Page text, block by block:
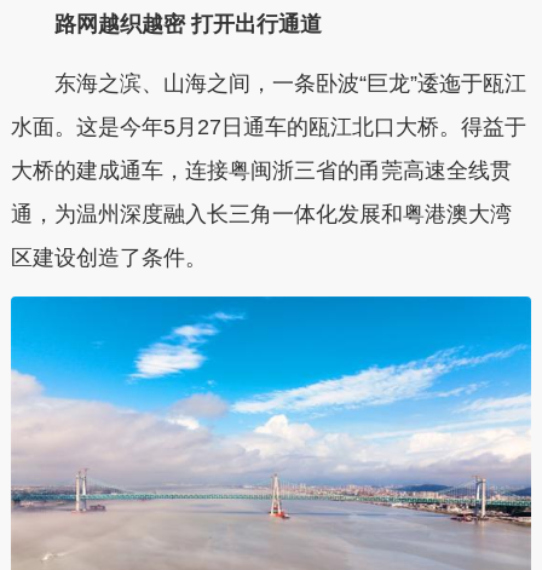
路网越织越密 打开出行通道
东海之滨、山海之间，一条卧波“巨龙”逶迤于瓯江
水面。这是今年5月27日通车的瓯江北口大桥。得益于
大桥的建成通车，连接粤闽浙三省的甬莞高速全线贯
通，为温州深度融入长三角一体化发展和粤港澳大湾
区建设创造了条件。